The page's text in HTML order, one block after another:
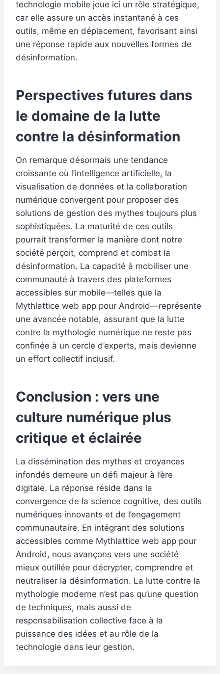
technologie mobile joue ici un rôle stratégique,
car elle assure un accès instantané à ces
outils, même en déplacement, favorisant ainsi
une réponse rapide aux nouvelles formes de
désinformation.
Perspectives futures dans
le domaine de la lutte
contre la désinformation
On remarque désormais une tendance
croissante où l’intelligence artificielle, la
visualisation de données et la collaboration
numérique convergent pour proposer des
solutions de gestion des mythes toujours plus
sophistiquées. La maturité de ces outils
pourrait transformer la manière dont notre
société perçoit, comprend et combat la
désinformation. La capacité à mobiliser une
communauté à travers des plateformes
accessibles sur mobile—telles que la
Mythlattice web app pour Android—représente
une avancée notable, assurant que la lutte
contre la mythologie numérique ne reste pas
confinée à un cercle d’experts, mais devienne
un effort collectif inclusif.
Conclusion : vers une
culture numérique plus
critique et éclairée
La dissémination des mythes et croyances
infondés demeure un défi majeur à l’ère
digitale. La réponse réside dans la
convergence de la science cognitive, des outils
numériques innovants et de l’engagement
communautaire. En intégrant des solutions
accessibles comme Mythlattice web app pour
Android, nous avançons vers une société
mieux outillée pour décrypter, comprendre et
neutraliser la désinformation. La lutte contre la
mythologie moderne n’est pas qu’une question
de techniques, mais aussi de
responsabilisation collective face à la
puissance des idées et au rôle de la
technologie dans leur gestion.